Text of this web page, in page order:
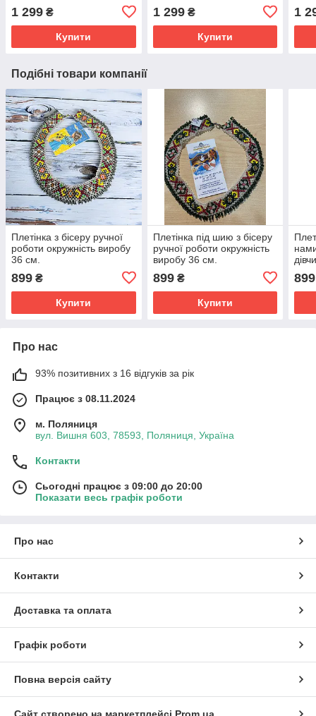
1 299 ₴
Купити
1 299₴
Купити
1
Подібні товари компанії
Плетінка з бісеру ручної
роботи окружність виробу
36 см.
899 ₴
Купити
Плетінка під шию з бісеру
ручної роботи окружність
виробу 36 см.
899₴
Купити
36
899
Про нас
93% позитивних з 16 відгуків за рік
Працює з 08.11.2024
м. Поляниця
вул. Вишня 603, 78593, Поляниця, Україна
Контакти
Сьогодні працює з 09:00 до 20:00
Показати весь графік роботи
Про нас
Контакти
Доставка та оплата
Графік роботи
Повна версія сайту
Сайт створено на маркетплейсі Prom.ua